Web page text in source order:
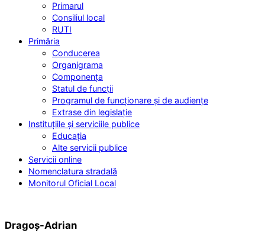
Primarul
Consiliul local
RUTI
Primăria
Conducerea
Organigrama
Componența
Statul de funcții
Programul de funcționare și de audiențe
Extrase din legislație
Instituțiile și serviciile publice
Educația
Alte servicii publice
Servicii online
Nomenclatura stradală
Monitorul Oficial Local
Dragoș-Adrian